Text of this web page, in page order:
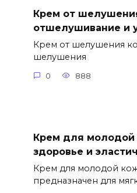
Крем от
отшелушивание и
Крем от шелушения
шелушения
0 888
Крем для
здоровье и
Крем для молодой
предназначен для